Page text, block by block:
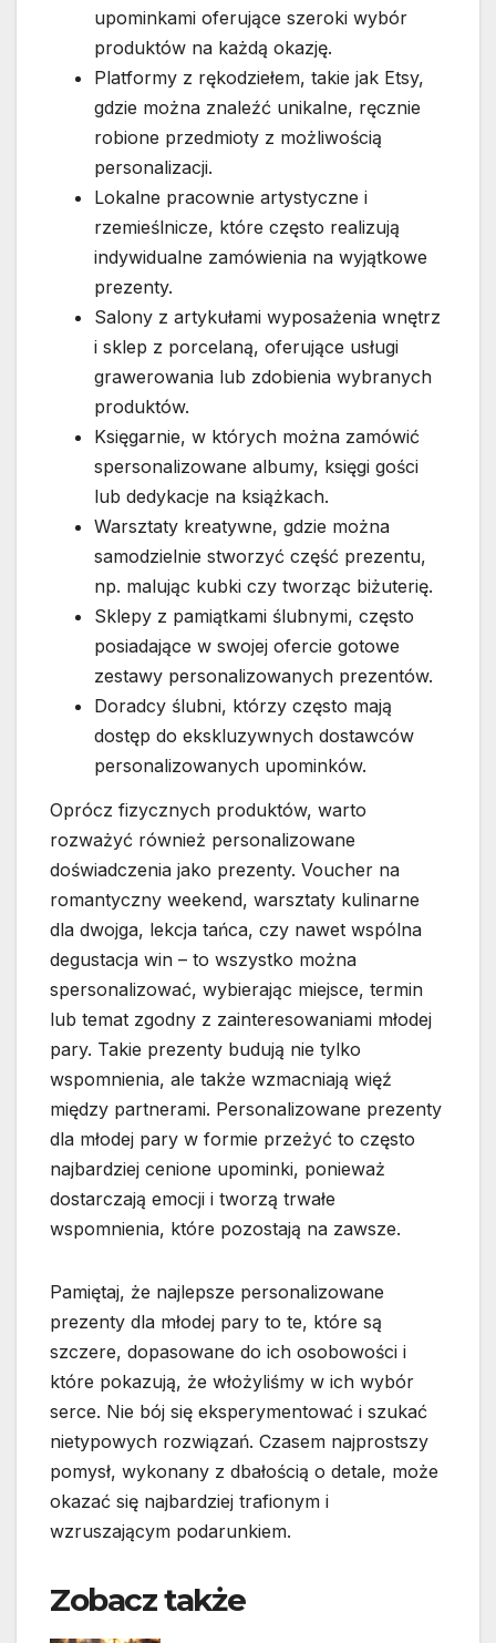
upominkami oferujące szeroki wybór
produktów na każdą okazję.
Platformy z rękodziełem, takie jak Etsy,
gdzie można znaleźć unikalne, ręcznie
robione przedmioty z możliwością
personalizacji.
Lokalne pracownie artystyczne i
rzemieślnicze, które często realizują
indywidualne zamówienia na wyjątkowe
prezenty.
Salony z artykułami wyposażenia wnętrz
i sklep z porcelaną, oferujące usługi
grawerowania lub zdobienia wybranych
produktów.
Księgarnie, w których można zamówić
spersonalizowane albumy, księgi gości
lub dedykacje na książkach.
Warsztaty kreatywne, gdzie można
samodzielnie stworzyć część prezentu,
np. malując kubki czy tworząc biżuterię.
Sklepy z pamiątkami ślubnymi, często
posiadające w swojej ofercie gotowe
zestawy personalizowanych prezentów.
Doradcy ślubni, którzy często mają
dostęp do ekskluzywnych dostawców
personalizowanych upominków.
Oprócz fizycznych produktów, warto
rozważyć również personalizowane
doświadczenia jako prezenty. Voucher na
romantyczny weekend, warsztaty kulinarne
dla dwojga, lekcja tańca, czy nawet wspólna
degustacja win – to wszystko można
spersonalizować, wybierając miejsce, termin
lub temat zgodny z zainteresowaniami młodej
pary. Takie prezenty budują nie tylko
wspomnienia, ale także wzmacniają więź
między partnerami. Personalizowane prezenty
dla młodej pary w formie przeżyć to często
najbardziej cenione upominki, ponieważ
dostarczają emocji i tworzą trwałe
wspomnienia, które pozostają na zawsze.
Pamiętaj, że najlepsze personalizowane
prezenty dla młodej pary to te, które są
szczere, dopasowane do ich osobowości i
które pokazują, że włożyliśmy w ich wybór
serce. Nie bój się eksperymentować i szukać
nietypowych rozwiązań. Czasem najprostszy
pomysł, wykonany z dbałością o detale, może
okazać się najbardziej trafionym i
wzruszającym podarunkiem.
Zobacz także